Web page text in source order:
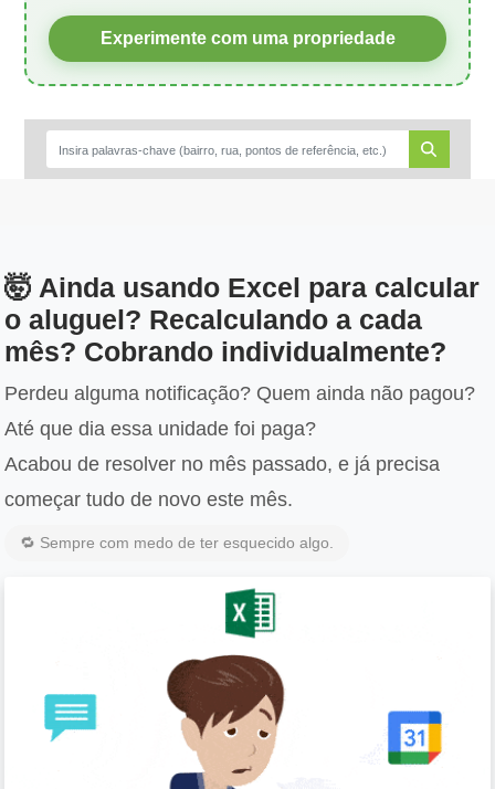
Experimente com uma propriedade
🤯 Ainda usando Excel para calcular
o aluguel? Recalculando a cada
mês? Cobrando individualmente?
Perdeu alguma notificação? Quem ainda não pagou?
Até que dia essa unidade foi paga?
Acabou de resolver no mês passado, e já precisa
começar tudo de novo este mês.
🔁 Sempre com medo de ter esquecido algo.